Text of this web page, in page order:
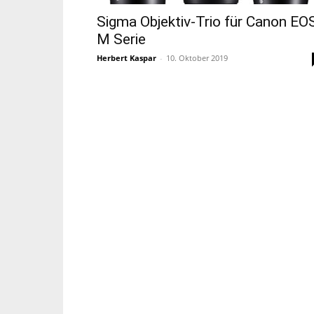
Sigma Objektiv-Trio für Canon
M Serie
Herbert Kaspar - 10. Oktober 2019